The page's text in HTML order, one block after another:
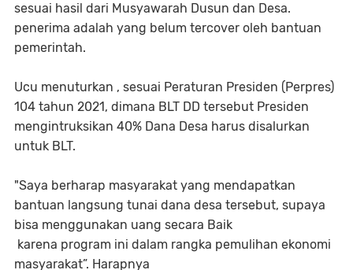
sesuai hasil dari Musyawarah Dusun dan Desa.
penerima adalah yang belum tercover oleh bantuan
pemerintah.
Ucu menuturkan , sesuai Peraturan Presiden (Perpres)
104 tahun 2021, dimana BLT DD tersebut Presiden
mengintruksikan 40% Dana Desa harus disalurkan
untuk BLT.
"Saya berharap masyarakat yang mendapatkan
bantuan langsung tunai dana desa tersebut, supaya
bisa menggunakan uang secara Baik
karena program ini dalam rangka pemulihan ekonomi
masyarakat”. Harapnya